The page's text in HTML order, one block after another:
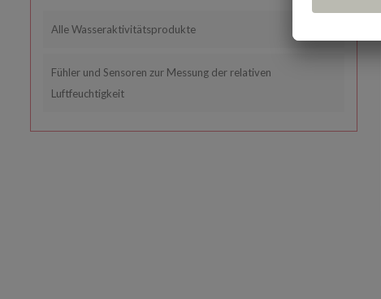
Alle Wasseraktivitätsprodukte
Fühler und Sensoren zur Messung der relativen
Luftfeuchtigkeit